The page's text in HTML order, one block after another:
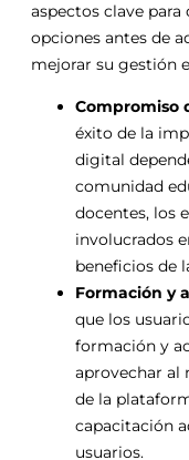
aspectos clave para
opciones antes de
mejorar su gestión
Compromiso
éxito de la
digital
comunidad
docentes, los
involucrados
beneficios de
Formación y
que los
formación y
aprovechar al
de la
capacitación
usuarios.